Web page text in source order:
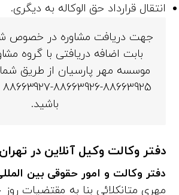
انتقال قرارداد حق‌ الوکاله به دیگری.
جهت دریافت مشاوره در خصوص
بابت اضافه دریافتی با گروه
موسسه مهر پارسیان از طریق
باشید.
دفتر وکالت وکیل آنلاین در تهران
دفتر وکالت و امور حقوقی بین
مهری متانکلائی بنا به مقتضیات